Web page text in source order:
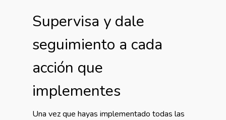
Supervisa y dale
seguimiento a cada
acción que
implementes
Una vez que hayas implementado todas las